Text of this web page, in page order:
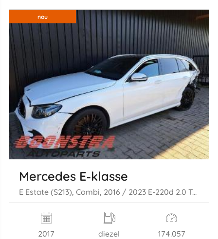
nou
Mercedes E‑klasse
E Estate (S213), Combi, 2016 / 2023 E-220d 2.0 Turbo 16V 4-Matic
2017 diezel 174.057